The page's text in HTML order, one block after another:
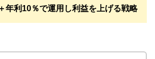
年利10％で運用し利益を上げる戦略